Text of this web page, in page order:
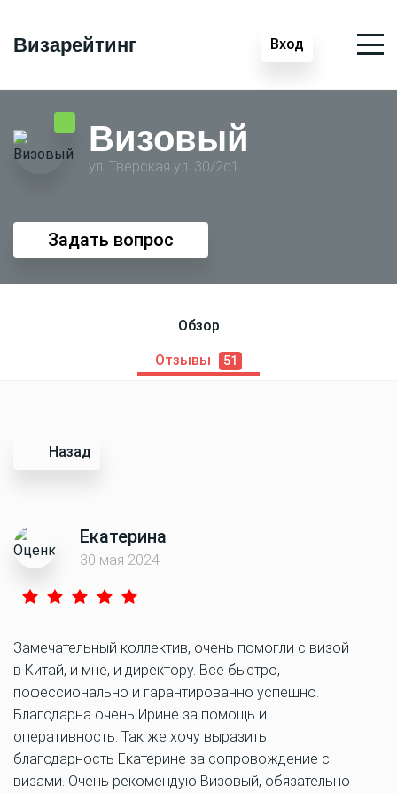
Визарейтинг Вход
Визовый
ул. Тверская ул. 30/2с1
Задать вопрос
Обзор
Отзывы 51
Назад
Екатерина
30 мая 2024
Замечательный коллектив, очень помогли с визой
в Китай, и мне, и директору. Все быстро,
пофессионально и гарантированно успешно.
Благодарна очень Ирине за помощь и
оперативность. Так же хочу выразить
благодарность Екатерине за сопровождение с
визами. Очень рекомендую Визовый, обязательно